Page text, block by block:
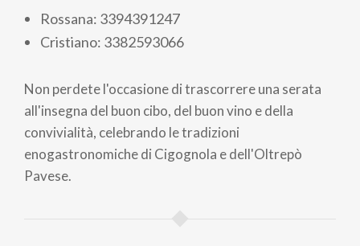
Rossana: 3394391247
Cristiano: 3382593066
Non perdete l'occasione di trascorrere una serata
all'insegna del buon cibo, del buon vino e della
convivialità, celebrando le tradizioni
enogastronomiche di Cigognola e dell'Oltrepò
Pavese.